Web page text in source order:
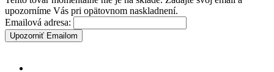
upozorníme Vás pri opätovnom naskladnení.
Emailová adresa:
Upozorniť Emailom